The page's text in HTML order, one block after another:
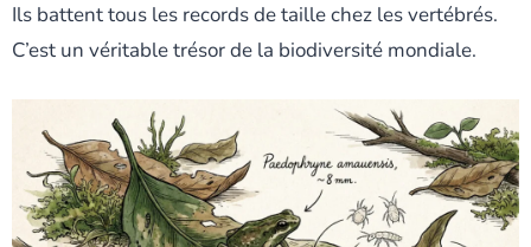
Ils battent tous les records de taille chez les vertébrés.
C’est un véritable trésor de la biodiversité mondiale.